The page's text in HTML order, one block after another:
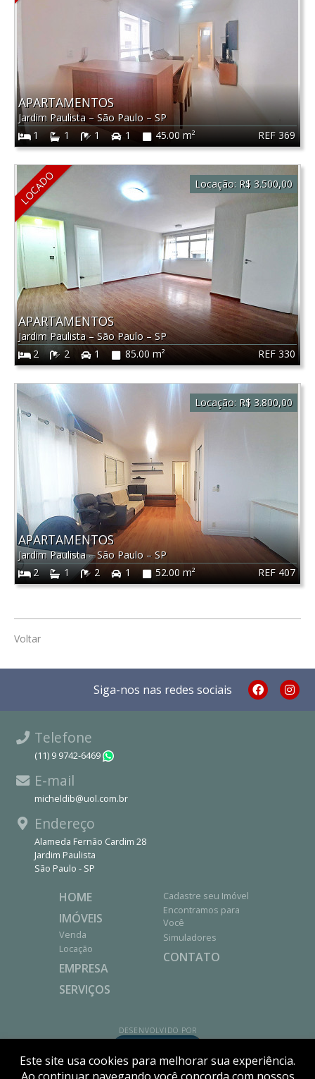
REF 369
APARTAMENTOS
Jardim Paulista–São Paulo – SP
1
1 1 1 45.00 m²
LOCADO
REF 330
APARTAMENTOS
Jardim Paulista–São Paulo–SP
2
2 1 85.00 m²
Locação: R$ 3.500,00
REF 407
APARTAMENTOS
Jardim Paulista–São Paulo–SP
2
1 2 1 52.00 m²
Locação: R$ 3.800,00
Voltar
Este site usa cookies para melhorar sua experiência.
Siga-nos nas redes sociais
Telefone
(11) 9 9742-6469
E-mail
micheldib@uol.com.br
Endereço
Alameda Fernão Cardim 28
Jardim Paulista
São Paulo - SP
HOME
IMÓVEIS
Venda
Locação
EMPRESA
SERVIÇOS
Cadastre seu Imóvel
Encontramos para
Você
Simuladores
CONTATO
DESENVOLVIDO POR